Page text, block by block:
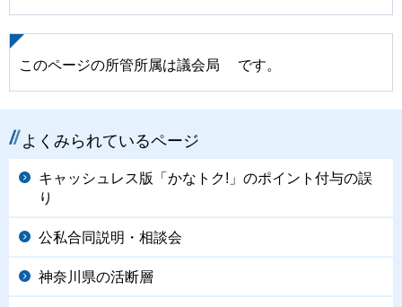
このページの所管所属は議会局 です。
よくみられているページ
キャッシュレス版「かなトク!」のポイント付与の誤
り
公私合同説明・相談会
神奈川県の活断層